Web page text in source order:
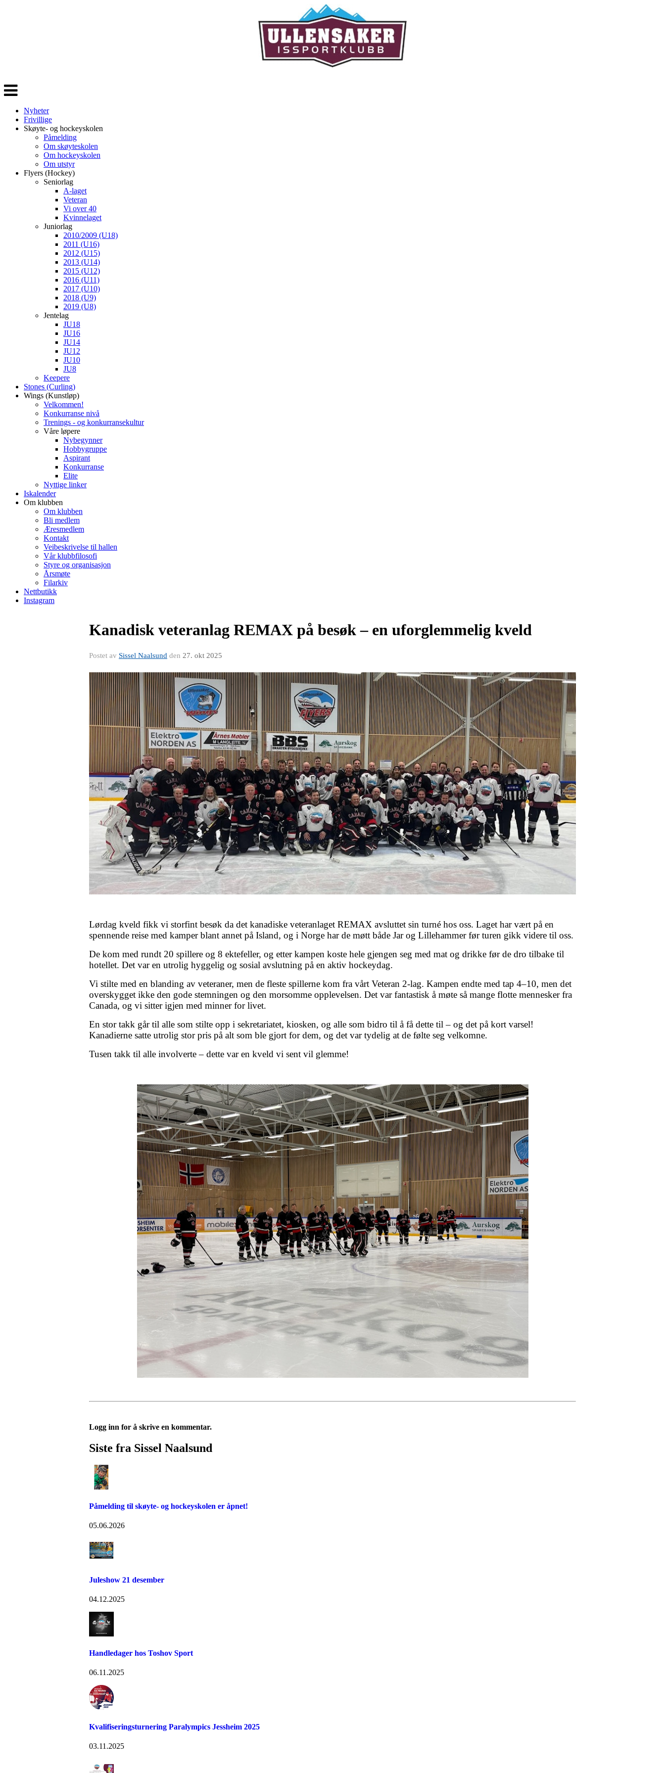
Veksle
navigasjon
Nyheter
Frivillige
Skøyte- og hockeyskolen
Påmelding
Om skøyteskolen
Om hockeyskolen
Om utstyr
Flyers (Hockey)
Seniorlag
A-laget
Veteran
Vi over 40
Kvinnelaget
Juniorlag
2010/2009 (U18)
2011 (U16)
2012 (U15)
2013 (U14)
2015 (U12)
2016 (U11)
2017 (U10)
2018 (U9)
2019 (U8)
Jentelag
JU18
JU16
JU14
JU12
JU10
JU8
Keepere
Stones (Curling)
Wings (Kunstløp)
Velkommen!
Konkurranse nivå
Trenings - og konkurransekultur
Våre løpere
Nybegynner
Hobbygruppe
Aspirant
Konkurranse
Elite
Nyttige linker
Iskalender
Om klubben
Om klubben
Bli medlem
Æresmedlem
Kontakt
Veibeskrivelse til hallen
Vår klubbfilosofi
Styre og organisasjon
Årsmøte
Filarkiv
Nettbutikk
Instagram
Kanadisk veteranlag REMAX på besøk – en uforglemmelig kveld
Postet av Sissel Naalsund den 27. okt 2025
Lørdag kveld fikk vi storfint besøk da det kanadiske veteranlaget REMAX avsluttet sin turné hos oss. Laget har vært på en
spennende reise med kamper blant annet på Island, og i Norge har de møtt både Jar og Lillehammer før turen gikk videre til oss.
De kom med rundt 20 spillere og 8 ektefeller, og etter kampen koste hele gjengen seg med mat og drikke før de dro tilbake til
hotellet. Det var en utrolig hyggelig og sosial avslutning på en aktiv hockeydag.
Vi stilte med en blanding av veteraner, men de fleste spillerne kom fra vårt Veteran 2-lag. Kampen endte med tap 4–10, men det
overskygget ikke den gode stemningen og den morsomme opplevelsen. Det var fantastisk å møte så mange flotte mennesker fra
Canada, og vi sitter igjen med minner for livet.
En stor takk går til alle som stilte opp i sekretariatet, kiosken, og alle som bidro til å få dette til – og det på kort varsel!
Kanadierne satte utrolig stor pris på alt som ble gjort for dem, og det var tydelig at de følte seg velkomne.
Tusen takk til alle involverte – dette var en kveld vi sent vil glemme!
Logg inn for å skrive en kommentar.
Siste fra Sissel Naalsund
Påmelding til skøyte- og hockeyskolen er åpnet!
05.06.2026
Juleshow 21 desember
04.12.2025
Handledager hos Toshov Sport
06.11.2025
Kvalifiseringsturnering Paralympics Jessheim 2025
03.11.2025